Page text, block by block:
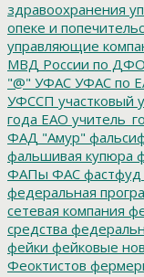
здравоохранения
опеке и
управляющие
МВД России по ДФО
"@" УФАС УФАС по
УФССП участковый
года ЕАО
ФАД "Амур"
фальшивая купюра
ФАПы ФАС
федеральная
сетевая компания
средства
фейки фейковые
Феоктистов